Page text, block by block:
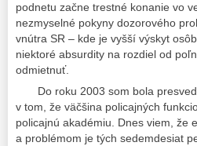
podnetu začne trestné konanie vo
nezmyselné pokyny dozorového
vnútra SR – kde je vyšší výskyt
niektoré absurdity na rozdiel od
odmietnuť.
Do roku 2003 som bola
v tom, že väčšina policajných
policajnú akadémiu. Dnes viem, že
a problémom je tých sedemdesiat